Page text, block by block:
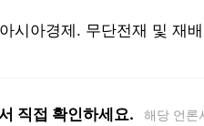
시아경제. 무단전재 및 재
직접 확인하세요. 해당 언론